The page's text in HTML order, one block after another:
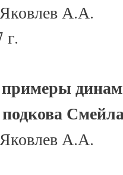
А.А.
г.
А.А.